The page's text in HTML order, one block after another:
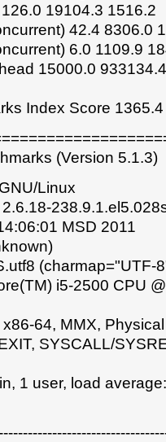
19104.3 1516.2
42.4 8306.0
6.0 1109.9
15000.0
Index Score 1365.4
(Version 5.1.3)
Linux
MSD 2011
(charmap="UTF-
i5-2500 CPU
64, MMX,
SYSCALL/
1 user, load